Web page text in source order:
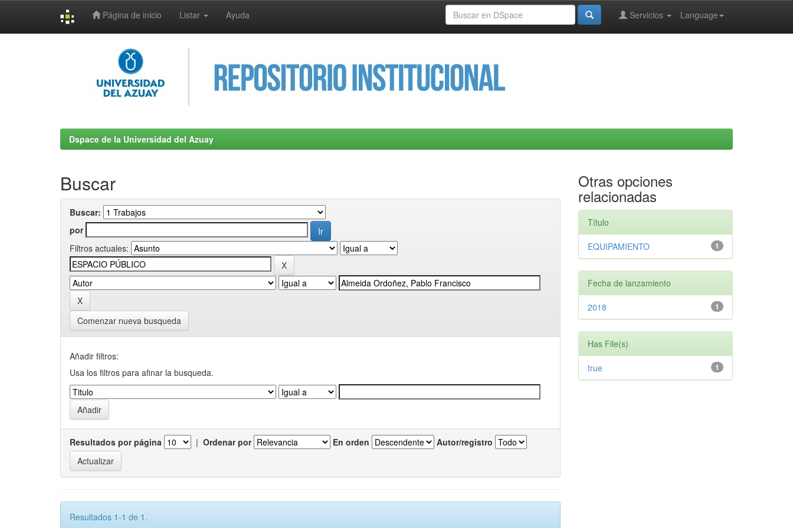
Página de inicio Listar Ayuda Language
Servicios
Dspace de la Universidad del Azuay
Buscar
Buscar:
por
Filtros actuales:
Comenzar nueva busqueda
Añadir filtros:
Usa los filtros para afinar la busqueda.
Resultados por página | Ordenar por En orden Autor/registro
Resultados 1-1 de 1.
Otras opciones
relacionadas
Título
1
EQUIPAMIENTO
Fecha de lanzamiento
1
2018
Has File(s)
1
true